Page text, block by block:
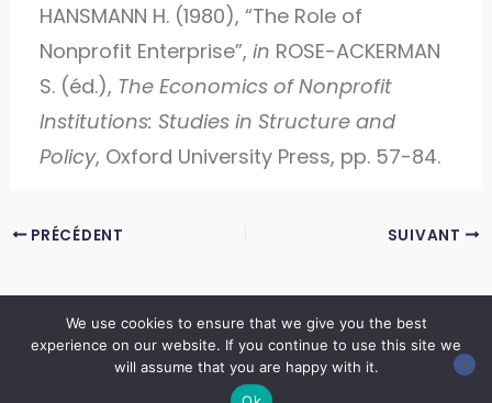
HANSMANN H. (1980), “The Role of
Nonprofit Enterprise”,in ROSE-ACKERMAN
S. (éd.), The Economics of Nonprofit
Institutions: Studies in Structure and
Policy, Oxford University Press, pp. 57-84.
PRÉCÉDENT SUIVANT
Copyright © 2026 LES ANNALES DES MINES | Powered byThème WordPress Astra
We use cookies to ensure that we give you the best
experience on our website. If you continue to use this site we
will assume that you are happy with it.